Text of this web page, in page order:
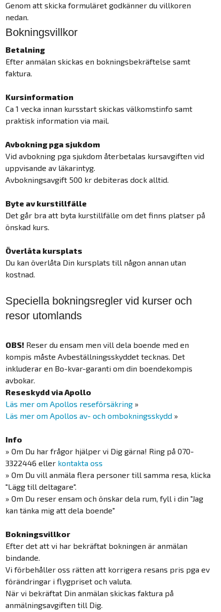
Genom att skicka formuläret godkänner du villkoren
nedan.
Bokningsvillkor
Betalning
Efter anmälan skickas en bokningsbekräftelse samt
faktura.
Kursinformation
Ca 1 vecka innan kursstart skickas välkomstinfo samt
praktisk information via mail.
Avbokning pga sjukdom
Vid avbokning pga sjukdom återbetalas kursavgiften vid
uppvisande av läkarintyg.
Avbokningsavgift 500 kr debiteras dock alltid.
Byte av kurstillfälle
Det går bra att byta kurstillfälle om det finns platser på
önskad kurs.
Överlåta kursplats
Du kan överlåta Din kursplats till någon annan utan
kostnad.
Speciella bokningsregler vid kurser och
resor utomlands
OBS! Reser du ensam men vill dela boende med en
kompis måste Avbeställningsskyddet tecknas. Det
inkluderar en Bo-kvar-garanti om din boendekompis
avbokar.
Reseskydd via Apollo
Läs mer om Apollos reseförsäkring »
Läs mer om Apollos av- och ombokningsskydd »
Info
» Om Du har frågor hjälper vi Dig gärna! Ring på 070-
3322446 eller kontakta oss
» Om Du vill anmäla flera personer till samma resa, klicka
"Lägg till deltagare".
» Om Du reser ensam och önskar dela rum, fyll i din "Jag
kan tänka mig att dela boende"
Bokningsvillkor
Efter det att vi har bekräftat bokningen är anmälan
bindande.
Vi förbehåller oss rätten att korrigera resans pris pga ev
förändringar i flygpriset och valuta.
När vi bekräftat Din anmälan skickas faktura på
anmälningsavgiften till Dig.